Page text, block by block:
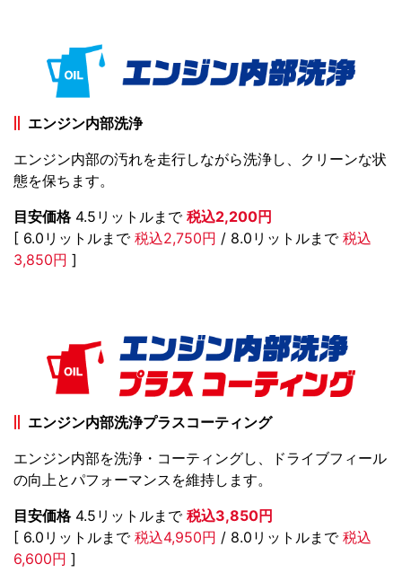
エンジン内部洗浄
エンジン内部の汚れを走行しながら洗浄し、クリーンな状
態を保ちます。
目安価格4.5リットルまで 税込2,200円
[ 6.0リットルまで 税込2,750円 / 8.0リットルまで 税込
3,850円 ]
エンジン内部洗浄プラスコーティング
エンジン内部を洗浄・コーティングし、ドライブフィール
の向上とパフォーマンスを維持します。
目安価格4.5リットルまで 税込3,850円
[ 6.0リットルまで 税込4,950円 / 8.0リットルまで 税込
6,600円 ]